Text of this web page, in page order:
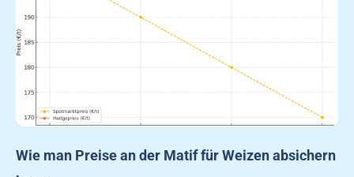
Wie man Preise an der Matif für Weizen absichern